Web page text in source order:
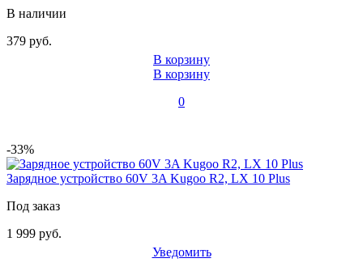
В наличии
379 руб.
В корзину
В корзину
0
-33%
Зарядное устройство 60V 3A Kugoo R2, LX 10 Plus
Под заказ
1 999 руб.
Уведомить